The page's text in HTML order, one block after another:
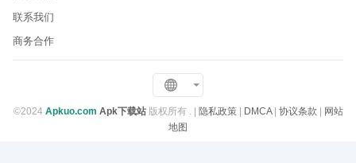
联系我们
商务合作
©2024 Apkuo.com Apk下载站版权所有 . 隐私政策| DMCA| 协议条款
网站
地图